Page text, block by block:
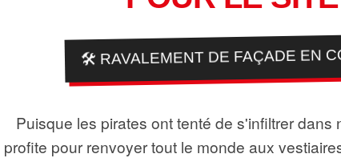
🛠️ RAVALEMENT DE FAÇADE EN
Puisque les pirates ont tenté de s'infiltrer dans
profite pour renvoyer tout le monde aux